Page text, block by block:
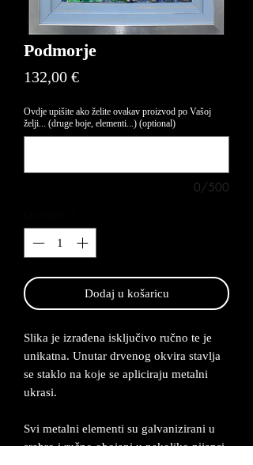
Podmorje
132,00 €Price
Ovdje upišite ako želite ovakav proizvod po Vašoj
želji... (druge boje, elementi...) (optional)
0/500
Dodaj u košaricu
Slika je izrađena isključivo ručno te je
unikatna. Unutar drvenog okvira stavlja
se staklo na koje se apliciraju metalni
ukrasi.
Svi metalni elementi su galvanizirani u
srebro i ručno obojani u nekoliko nijansi.